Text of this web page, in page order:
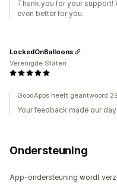
Thank you for your support!
even better for you.
LockedOnBalloons
Verenigde Staten
GoodApps heeft geantwoord
Your feedback made our
Ondersteuning
App-ondersteuning wordt